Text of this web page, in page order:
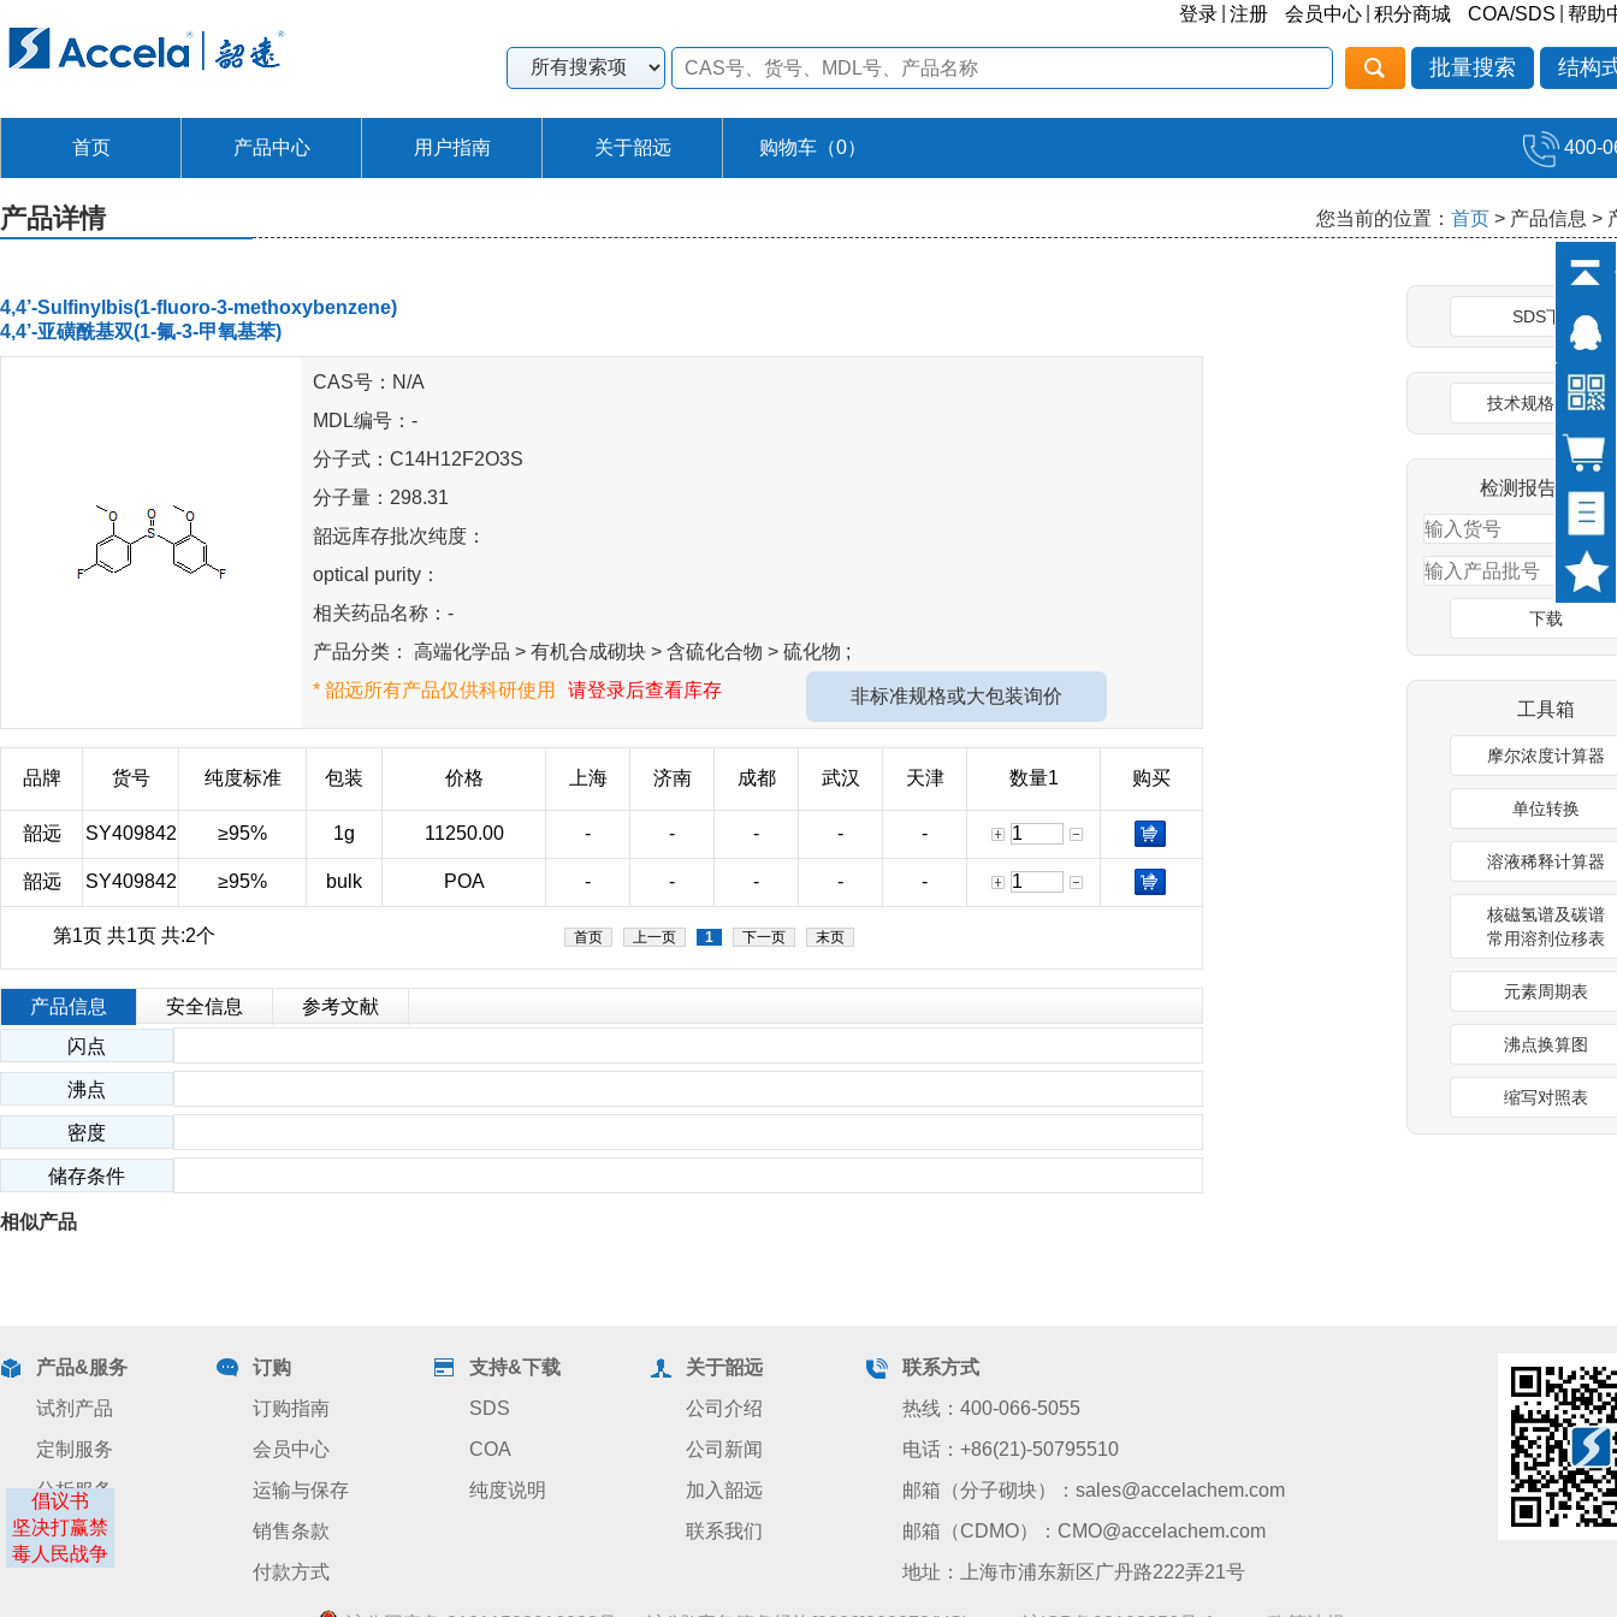
登录 注册 会员中心 积分商城 COA/SDS 帮助
批量搜索 结构
首页 产品中心 用户指南 关于韶远 购物车（0） 400-
倡议书
坚决打赢禁
毒人民战争
产品详情 您当前的位置： 首页 > 产品信息 >
4,4’-Sulfinylbis(1-fluoro-3-methoxybenzene)
4,4’-亚磺酰基双(1-氟-3-甲氧基苯)
CAS号：N/A
MDL编号：-
分子式：C14H12F2O3S
分子量：298.31
韶远库存批次纯度：
optical purity：
相关药品名称：-
产品分类： 高端化学品 > 有机合成砌块 > 含硫化合物 > 硫化物 ;
* 韶远所有产品仅供科研使用
请登录后查看库存 非标准规格或大包装询价
品牌 货号 纯度标准 包装 价格 上海 济南 成都 武汉 天津 数量1 购买
韶远 SY409842 ≥95% 1g 11250.00 - - - - -
韶远 SY409842 ≥95% bulk POA - - - - -
首页 上一页 1 下一页 末页
第1页 共1页 共:2个
产品信息 安全信息
参考文献
闪点
沸点
密度
储存条件
相似产品
SDS下载
技术规格说明书
检测报告(COA)
下载
工具箱
摩尔浓度计算器
单位转换
溶液稀释计算器
核磁氢谱及碳谱
常用溶剂位移表
元素周期表
沸点换算图
缩写对照表
产品&服务
试剂产品
定制服务
分析服务
订购
订购指南
会员中心
运输与保存
销售条款
付款方式
支持&下载
SDS
COA
纯度说明
关于韶远
公司介绍
公司新闻
加入韶远
联系我们
联系方式
热线：400-066-5055
电话：+86(21)-50795510
邮箱（分子砌块）：sales@accelachem.com
邮箱（CDMO）：CMO@accelachem.com
地址：上海市浦东新区广丹路222弄21号